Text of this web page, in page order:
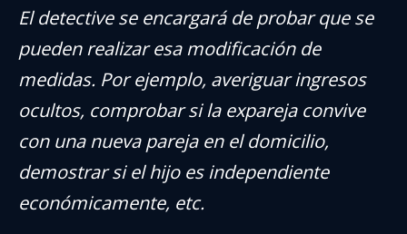
El detective se encargará de probar que se
pueden realizar esa modificación de
medidas. Por ejemplo, averiguar ingresos
ocultos, comprobar si la expareja convive
con una nueva pareja en el domicilio,
demostrar si el hijo es independiente
económicamente, etc.